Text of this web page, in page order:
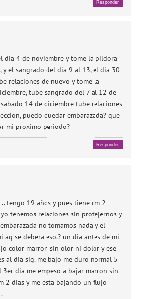
Responder
dia 4 de noviembre y tome la pildora
y el sangrado del dia 9 al 13, el dia 30
relaciones de nuevo y tome la
tube sangrado del 7 al 12 de
14 de diciembre tube relaciones
puedo quedar embarazada? que
mi proximo periodo?
Responder
tengo 19 años y pues tiene cm 2
tenemos relaciones sin protejernos y
no tomamos nada y el
aq se debera eso.? un dia antes de mi
color marron sin olor ni dolor y ese
al dia sig. me bajo me duro normal 5
dia me empeso a bajar marron sin
2 dias y me esta bajando un flujo